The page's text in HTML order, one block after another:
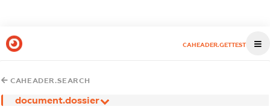
CAHEADER.GETTEST
CAHEADER.SEARCH
document.dossier